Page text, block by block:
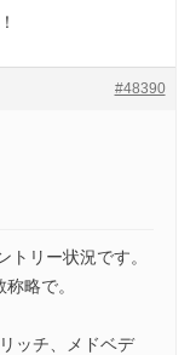
#48390
リー状況です。
略で。
ッチ、メドベデ